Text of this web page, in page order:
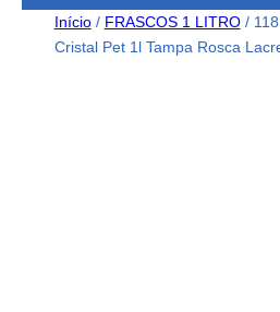
Início/ FRASCOS 1 LITRO/ 118
Cristal Pet 1l Tampa Rosca